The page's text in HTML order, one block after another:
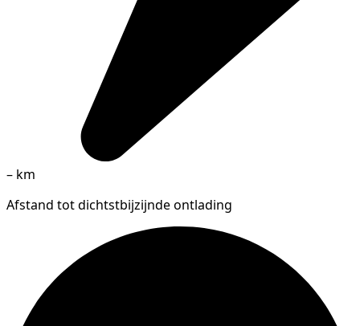
– km
Afstand tot dichtstbijzijnde ontlading